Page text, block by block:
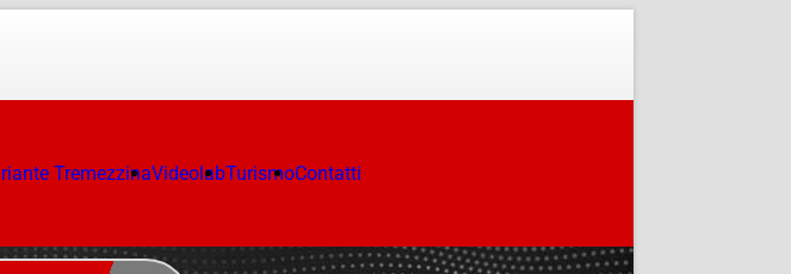
TremezzinaVideolabTurismoContatti